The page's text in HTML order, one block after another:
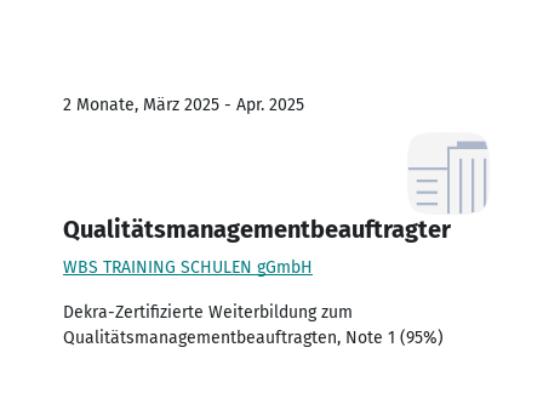
2 Monate, März 2025 - Apr. 2025
Qualitätsmanagementbeauftragter
WBS TRAINING SCHULEN gGmbH
Dekra-Zertifizierte Weiterbildung zum
Qualitätsmanagementbeauftragten, Note 1 (95%)